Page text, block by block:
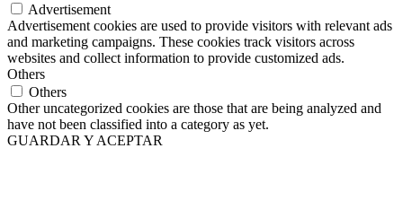
Advertisement
Advertisement cookies are used to provide visitors with relevant ads
and marketing campaigns. These cookies track visitors across
websites and collect information to provide customized ads.
Others
Others
Other uncategorized cookies are those that are being analyzed and
have not been classified into a category as yet.
GUARDAR Y ACEPTAR